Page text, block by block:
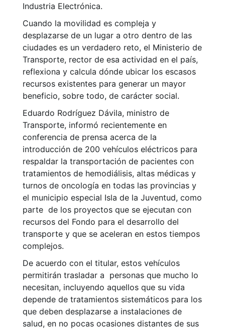
Industria Electrónica.
Cuando la movilidad es compleja y
desplazarse de un lugar a otro dentro de las
ciudades es un verdadero reto, el Ministerio de
Transporte, rector de esa actividad en el país,
reflexiona y calcula dónde ubicar los escasos
recursos existentes para generar un mayor
beneficio, sobre todo, de carácter social.
Eduardo Rodríguez Dávila, ministro de
Transporte, informó recientemente en
conferencia de prensa acerca de la
introducción de 200 vehículos eléctricos para
respaldar la transportación de pacientes con
tratamientos de hemodiálisis, altas médicas y
turnos de oncología en todas las provincias y
el municipio especial Isla de la Juventud, como
parte de los proyectos que se ejecutan con
recursos del Fondo para el desarrollo del
transporte y que se aceleran en estos tiempos
complejos.
De acuerdo con el titular, estos vehículos
permitirán trasladar a personas que mucho lo
necesitan, incluyendo aquellos que su vida
depende de tratamientos sistemáticos para los
que deben desplazarse a instalaciones de
salud, en no pocas ocasiones distantes de sus